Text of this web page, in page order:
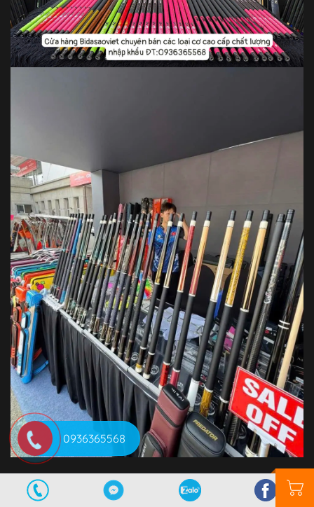
0936365568